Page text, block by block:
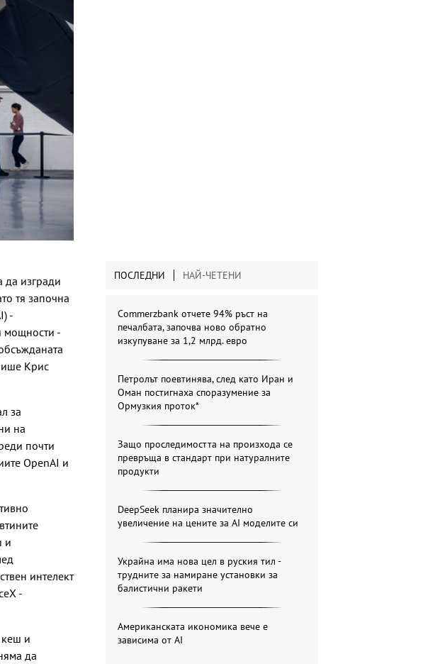
да изгради
тя започна
-
мощности -
Крис
за
на
почти
OpenAI и
и
интелект
-
кеш и
да
ПОСЛЕДНИ НАЙ-ЧЕТЕНИ
Commerzbank отчете 94% ръст на
печалбата, започва ново обратно
изкупуване за 1,2 млрд. евро
Петролът поевтинява, след като Иран и
Оман постигнаха споразумение за
Ормузкия проток*
Защо проследимостта на произхода се
превръща в стандарт при натуралните
продукти
DeepSeek планира значително
увеличение на цените за AI моделите си
Украйна има нова цел в руския тил -
трудните за намиране установки за
балистични ракети
Американската икономика вече е
зависима от АІ